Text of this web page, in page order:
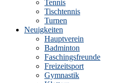
Tennis
Tischtennis
Turnen
Neuigkeiten
Hauptverein
Badminton
Faschingsfreunde
Freizeitsport
Gymnastik